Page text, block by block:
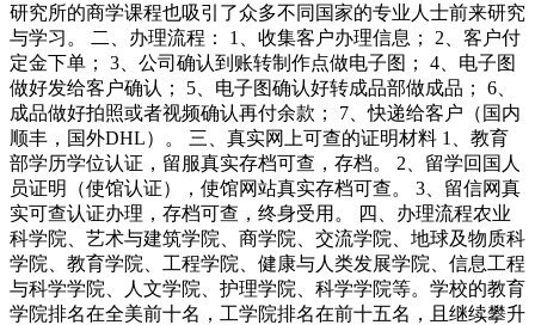
研究所的商学课程也吸引了众多不同国家的专业人士前来研究
与学习。 二、办理流程： 1、收集客户办理信息； 2、客户付
定金下单； 3、公司确认到账转制作点做电子图； 4、电子图
做好发给客户确认； 5、电子图确认好转成品部做成品； 6、
成品做好拍照或者视频确认再付余款； 7、快递给客户（国内
顺丰，国外DHL）。 三、真实网上可查的证明材料 1、教育
部学历学位认证，留服真实存档可查，存档。 2、留学回国人
员证明（使馆认证），使馆网站真实存档可查。 3、留信网真
实可查认证办理，存档可查，终身受用。 四、办理流程农业
科学院、艺术与建筑学院、商学院、交流学院、地球及物质科
学院、教育学院、工程学院、健康与人类发展学院、信息工程
与科学学院、人文学院、护理学院、科学学院等。学校的教育
学院排名在全美前十名，工学院排名在前十五名，且继续攀升